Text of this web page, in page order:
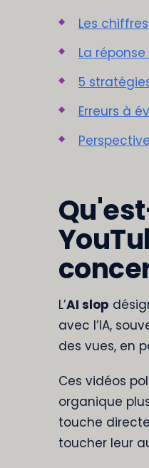
Les
La
5
Erreurs à
L’AI slop
avec l’IA,
des vues, en
Ces vidéos
organique
touche
toucher leur